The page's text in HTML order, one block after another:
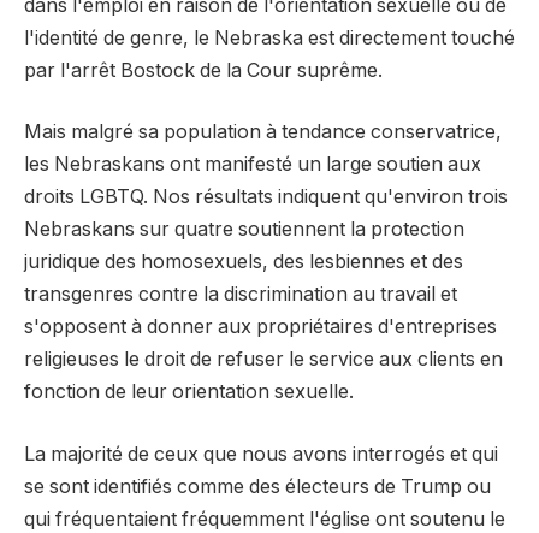
dans l'emploi en raison de l'orientation sexuelle ou de
l'identité de genre, le Nebraska est directement touché
par l'arrêt Bostock de la Cour suprême.
Mais malgré sa population à tendance conservatrice,
les Nebraskans ont manifesté un large soutien aux
droits LGBTQ. Nos résultats indiquent qu'environ trois
Nebraskans sur quatre soutiennent la protection
juridique des homosexuels, des lesbiennes et des
transgenres contre la discrimination au travail et
s'opposent à donner aux propriétaires d'entreprises
religieuses le droit de refuser le service aux clients en
fonction de leur orientation sexuelle.
La majorité de ceux que nous avons interrogés et qui
se sont identifiés comme des électeurs de Trump ou
qui fréquentaient fréquemment l'église ont soutenu le